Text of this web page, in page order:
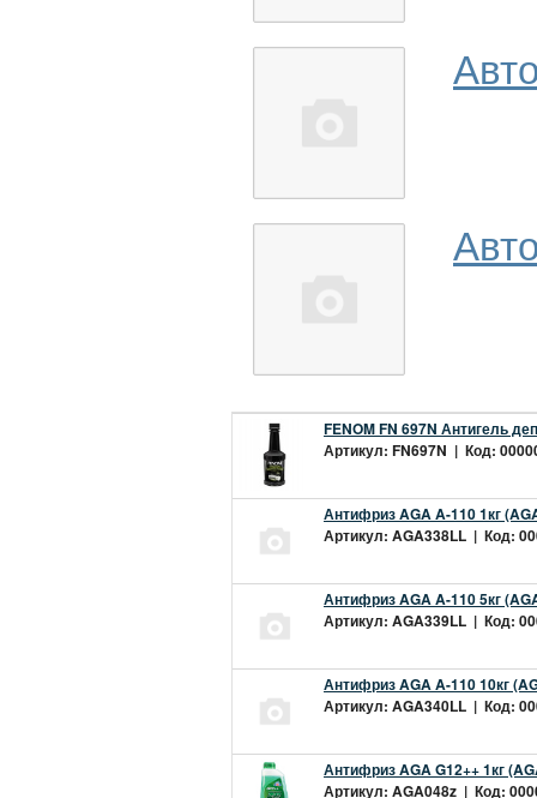
FENOM FN 697N Антигель
Артикул: FN697N | Код:
Антифриз AGA A-110 1кг
Артикул: AGA338LL | Код:
Антифриз AGA A-110 5кг
Артикул: AGA339LL | Код:
Антифриз AGA A-110 10кг
Артикул: AGA340LL | Код:
Антифриз AGA G12++ 1кг
Артикул: AGA048z | Код: